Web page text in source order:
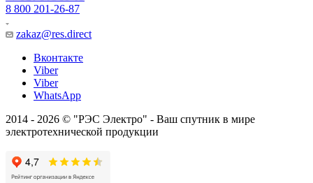
8 800 201-26-87
zakaz@res.direct
Вконтакте
Viber
Viber
WhatsApp
2014 - 2026 © "РЭС Электро" - Ваш спутник в мире
электротехнической продукции